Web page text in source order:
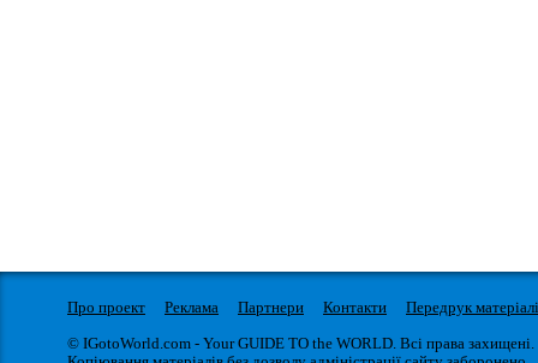
Про проект Реклама Партнери Контакти
Передрук
© IGotoWorld.com - Your GUIDE TO the WORLD. Всі права захищені.